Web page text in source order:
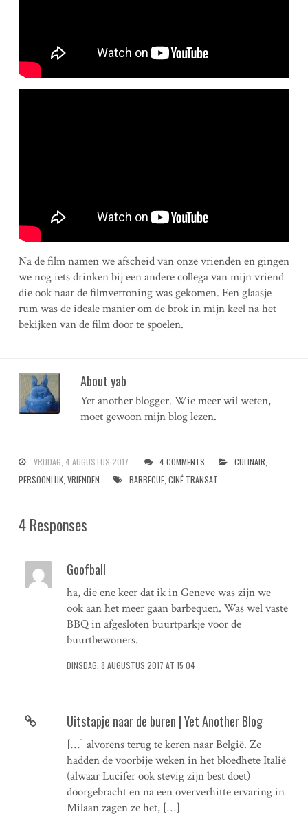
Na de film namen we afscheid van onze vrienden en gingen
we nog iets drinken bij een andere collega van mijn vriend
die ook naar de filmvertoning was gekomen. Een glaasje
rum was de ideale manier om de brok in mijn keel na het
bekijken van de film door te spoelen.
About yab
Yet another blogger. Wie meer wil weten,
moet gewoon mijn blog lezen.
VRIJDAG, 4 AUGUSTUS 2017 4 COMMENTS CULINAIR
PERSOONLIJK, VRIENDEN BARBECUE, CINÉ TRANSAT
4 Responses
Goofball
ha, die ene keer dat ik in Geneve was zijn we
ook aan het meer gaan barbequen. Was wel vaste
BBQ in afgesloten buurtparkje voor de
buurtbewoners.
DINSDAG, 8 AUGUSTUS 2017 AT 15:04
Uitstapje naar de buren | Yet Another Blog
[…] alvorens terug te keren naar België. Ze
hadden de voorbije weken in het bloedhete Italië
(alwaar Lucifer ook stevig zijn best doet)
doorgebracht en na een oververhitte ervaring in
Milaan zagen ze het, […]